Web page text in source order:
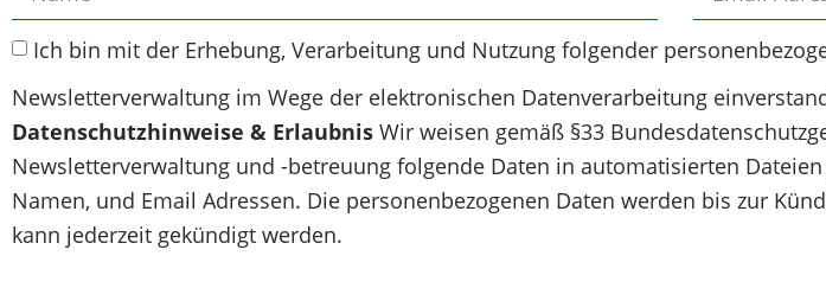
Ich bin mit der Erhebung, Verarbeitung und Nutzung folgender
Newsletterverwaltung im Wege der elektronischen Datenverarbeitung
Datenschutzhinweise & Erlaubnis Wir weisen gemäß §33
Newsletterverwaltung und -betreuung folgende Daten in automatisierten
Namen, und Email Adressen. Die personenbezogenen Daten werden bis zur
kann jederzeit gekündigt werden.